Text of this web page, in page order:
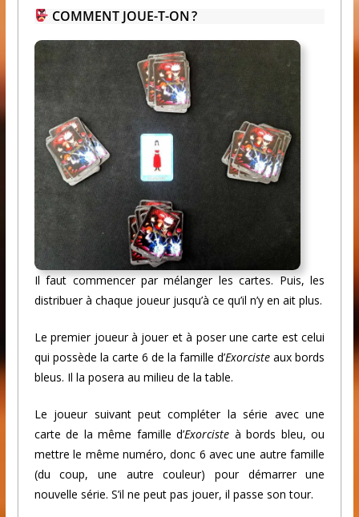
COMMENT JOUE-T-ON ?
Il faut commencer par mélanger les cartes. Puis, les
distribuer à chaque joueur jusqu’à ce qu’il n’y en ait plus.
Le premier joueur à jouer et à poser une carte est celui
qui possède la carte 6 de la famille d’Exorciste aux bords
bleus. Il la posera au milieu de la table.
Le joueur suivant peut compléter la série avec une
carte de la même famille d’Exorciste à bords bleu, ou
mettre le même numéro, donc 6 avec une autre famille
(du coup, une autre couleur) pour démarrer une
nouvelle série. S’il ne peut pas jouer, il passe son tour.